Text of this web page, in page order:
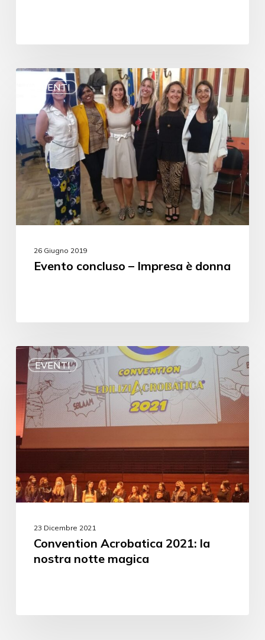
EVENTI
26 Giugno 2019
Evento concluso – Impresa è donna
EVENTI
23 Dicembre 2021
Convention Acrobatica 2021: la
nostra notte magica